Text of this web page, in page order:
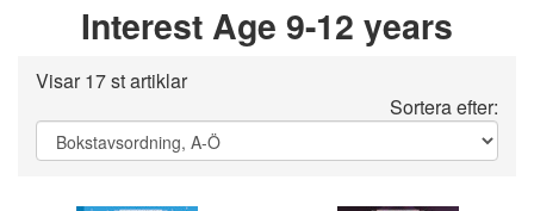
Interest Age 9-12 years
Visar 17 st artiklar
Sortera efter: